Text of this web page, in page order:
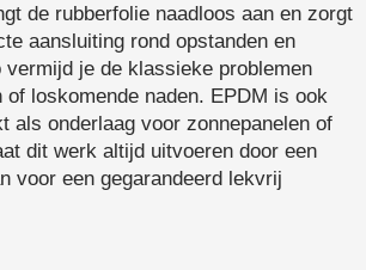
de rubberfolie naadloos aan en zorgt
aansluiting rond opstanden en
vermijd je de klassieke problemen
of loskomende naden. EPDM is ook
als onderlaag voor zonnepanelen of
dit werk altijd uitvoeren door een
voor een gegarandeerd lekvrij